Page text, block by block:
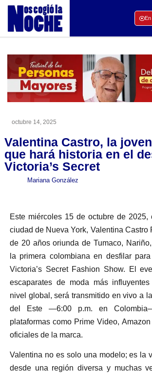
En
octubre 14, 2025
Valentina Castro, la
que hará historia en el
Victoria’s Secret
Mariana González
Este miércoles 15 de octubre de 2025,
ciudad de Nueva York, Valentina Castro
de 20 años oriunda de Tumaco,
la primera colombiana en desfilar
Victoria’s Secret Fashion Show. El
escaparates de moda más
nivel global, será transmitido en vivo a
del Este —6:00 p.m. en
plataformas como Prime Video,
oficiales de la marca.
Valentina no es solo una modelo; es la
desde una región diversa y muchas